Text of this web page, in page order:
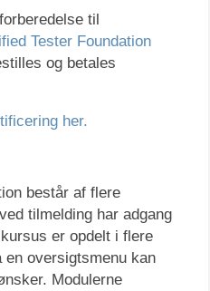
til
Tester Foundation
og betales
her.
består af flere
tilmelding har adgang
er opdelt i flere
en oversigtsmenu kan
Modulerne